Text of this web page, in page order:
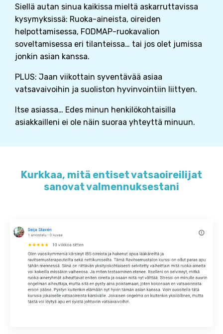
Siellä autan sinua kaikissa mieltä askarruttavissa
kysymyksissä: Ruoka-aineista, oireiden
helpottamisessa, FODMAP-ruokavalion
soveltamisessa eri tilanteissa… tai jos olet jumissa
jonkin asian kanssa.
PLUS: Jaan viikottain syventävää asiaa
vatsavaivoihin ja suoliston hyvinvointiin liittyen.
Itse asiassa… Edes minun henkilökohtaisilla
asiakkailleni ei ole näin suoraa yhteyttä minuun.
Kurkkaa, mitä entiset vatsaoireilijat
sanovat valmennuksestani